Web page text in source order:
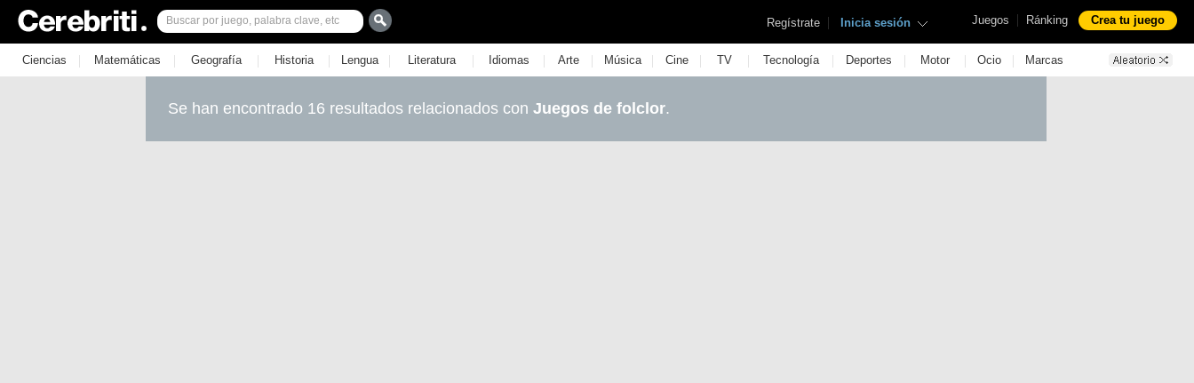
Juegos | Ránking Crea tu juego
Regístrate | Inicia sesión
Ciencias | Matemáticas | Geografía | Historia | Lengua | Literatura | Idiomas | Arte | Música | Cine | TV | Tecnología | Deportes | Motor | Ocio | Marcas
Se han encontrado 16 resultados relacionados con Juegos de folclor.